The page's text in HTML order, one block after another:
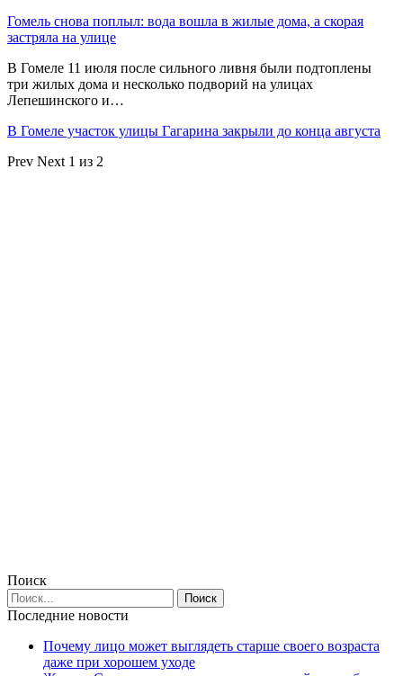
Гомель снова поплыл: вода вошла в жилые дома, а скорая
застряла на улице
В Гомеле 11 июля после сильного ливня были подтоплены
три жилых дома и несколько подворий на улицах
Лепешинского и…
В Гомеле участок улицы Гагарина закрыли до конца августа
Prev Next 1 из 2
Поиск
Последние новости
Почему лицо может выглядеть старше своего возраста
даже при хорошем уходе